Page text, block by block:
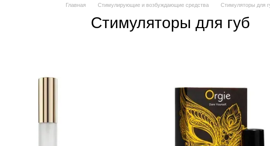
Главная Стимулирующие и возбуждающие средства Стимуляторы для
Стимуляторы для губ